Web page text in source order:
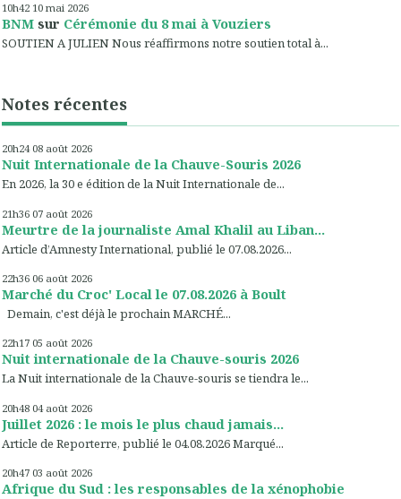
10h42 10 mai 2026
BNM sur Cérémonie du 8 mai à Vouziers
SOUTIEN A JULIEN Nous réaffirmons notre soutien total à...
Notes récentes
20h24 08 août 2026
Nuit Internationale de la Chauve-Souris 2026
En 2026, la 30 e édition de la Nuit Internationale de...
21h36 07 août 2026
Meurtre de la journaliste Amal Khalil au Liban...
Article d’Amnesty International, publié le 07.08.2026...
22h36 06 août 2026
Marché du Croc' Local le 07.08.2026 à Boult
Demain, c'est déjà le prochain MARCHÉ...
22h17 05 août 2026
Nuit internationale de la Chauve-souris 2026
La Nuit internationale de la Chauve-souris se tiendra le...
20h48 04 août 2026
Juillet 2026 : le mois le plus chaud jamais...
Article de Reporterre, publié le 04.08.2026 Marqué...
20h47 03 août 2026
Afrique du Sud : les responsables de la xénophobie